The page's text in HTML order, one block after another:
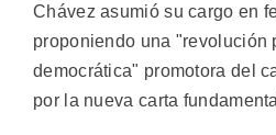
Chávez asumió su cargo en
proponiendo una "revolución
democrática" promotora del
por la nueva carta